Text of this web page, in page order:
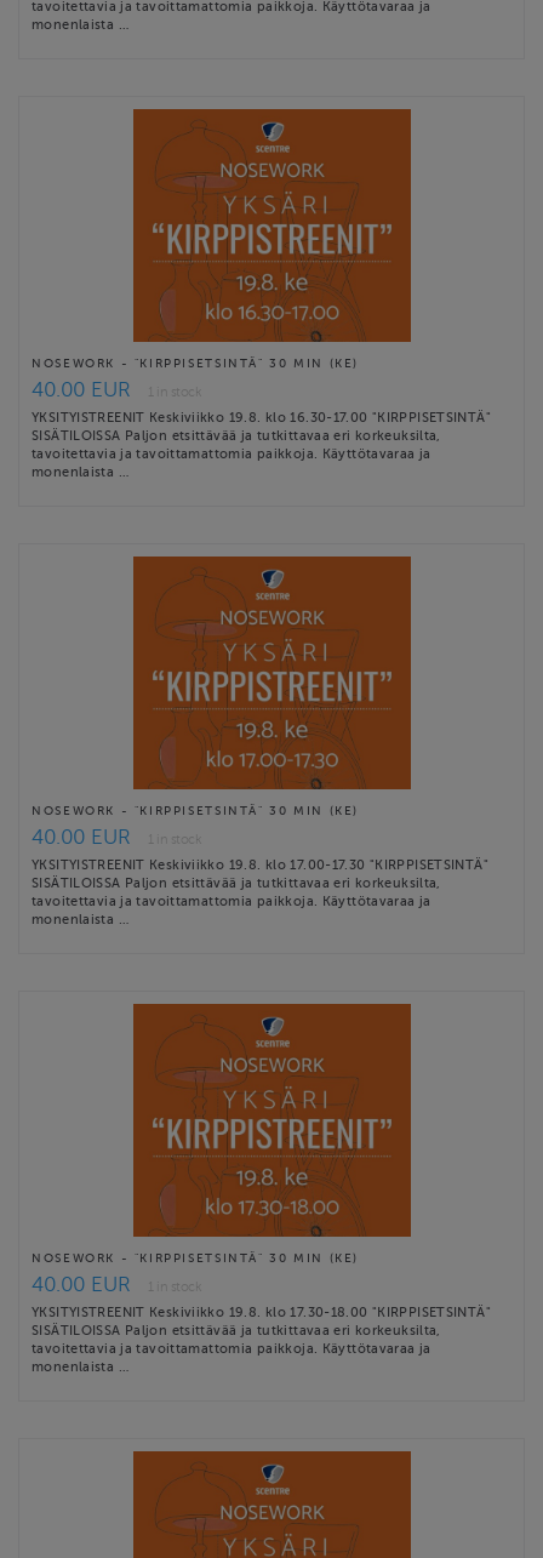
tavoitettavia ja tavoittamattomia paikkoja. Käyttötavaraa ja
monenlaista …
NOSEWORK - "KIRPPISETSINTÄ" 30 MIN (KE)
40.00 EUR
1 in stock
YKSITYISTREENIT Keskiviikko 19.8. klo 16.30-17.00 "KIRPPISETSINTÄ"
SISÄTILOISSA Paljon etsittävää ja tutkittavaa eri korkeuksilta,
tavoitettavia ja tavoittamattomia paikkoja. Käyttötavaraa ja
monenlaista …
NOSEWORK - "KIRPPISETSINTÄ" 30 MIN (KE)
40.00 EUR
1 in stock
YKSITYISTREENIT Keskiviikko 19.8. klo 17.00-17.30 "KIRPPISETSINTÄ"
SISÄTILOISSA Paljon etsittävää ja tutkittavaa eri korkeuksilta,
tavoitettavia ja tavoittamattomia paikkoja. Käyttötavaraa ja
monenlaista …
NOSEWORK - "KIRPPISETSINTÄ" 30 MIN (KE)
40.00 EUR
1 in stock
YKSITYISTREENIT Keskiviikko 19.8. klo 17.30-18.00 "KIRPPISETSINTÄ"
SISÄTILOISSA Paljon etsittävää ja tutkittavaa eri korkeuksilta,
tavoitettavia ja tavoittamattomia paikkoja. Käyttötavaraa ja
monenlaista …